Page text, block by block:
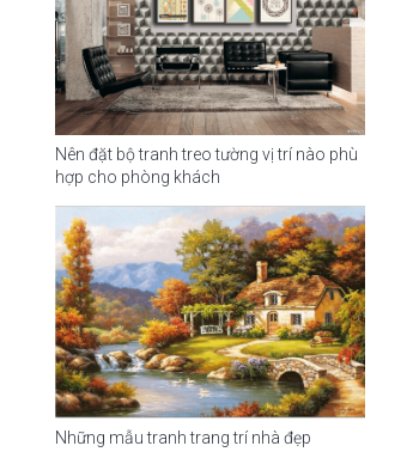
Nên đặt bộ tranh treo tường vị trí nào phù
hợp cho phòng khách
Những mẫu tranh trang trí nhà đẹp